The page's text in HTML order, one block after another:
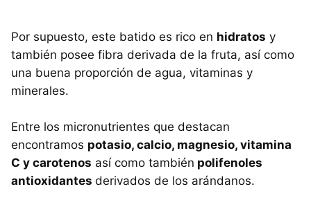
Por supuesto, este batido es rico en hidratos y
también posee fibra derivada de la fruta, así como
una buena proporción de agua, vitaminas y
minerales.
Entre los micronutrientes que destacan
encontramos potasio, calcio, magnesio, vitamina
C y carotenos así como también polifenoles
antioxidantes derivados de los arándanos.